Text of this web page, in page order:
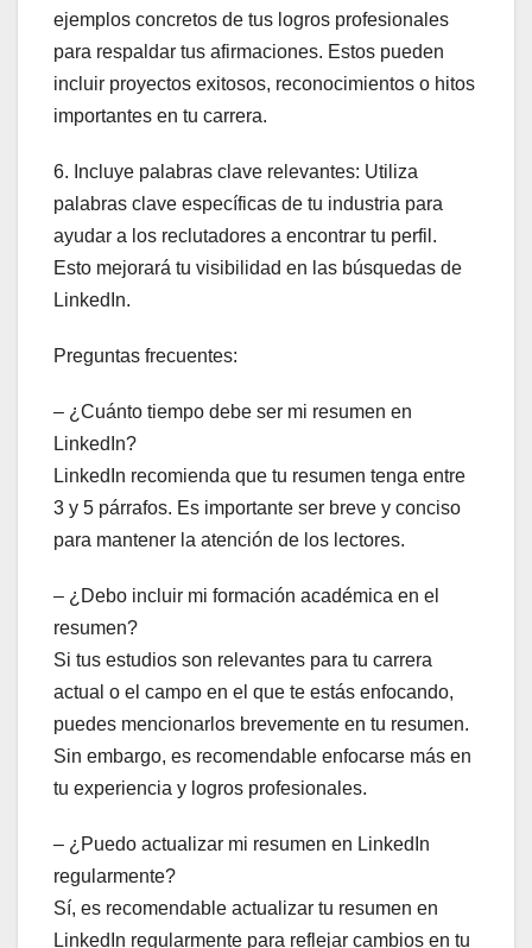
ejemplos concretos de tus logros profesionales
para respaldar tus afirmaciones. Estos pueden
incluir proyectos exitosos, reconocimientos o hitos
importantes en tu carrera.
6. Incluye palabras clave relevantes: Utiliza
palabras clave específicas de tu industria para
ayudar a los reclutadores a encontrar tu perfil.
Esto mejorará tu visibilidad en las búsquedas de
LinkedIn.
Preguntas frecuentes:
– ¿Cuánto tiempo debe ser mi resumen en
LinkedIn?
LinkedIn recomienda que tu resumen tenga entre
3 y 5 párrafos. Es importante ser breve y conciso
para mantener la atención de los lectores.
– ¿Debo incluir mi formación académica en el
resumen?
Si tus estudios son relevantes para tu carrera
actual o el campo en el que te estás enfocando,
puedes mencionarlos brevemente en tu resumen.
Sin embargo, es recomendable enfocarse más en
tu experiencia y logros profesionales.
– ¿Puedo actualizar mi resumen en LinkedIn
regularmente?
Sí, es recomendable actualizar tu resumen en
LinkedIn regularmente para reflejar cambios en tu